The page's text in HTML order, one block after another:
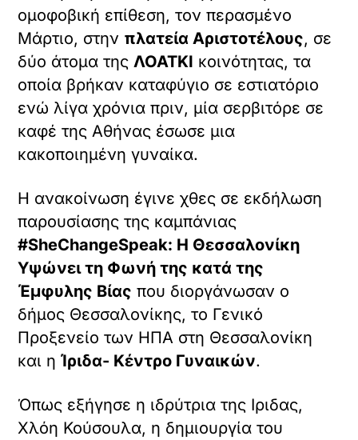
ομοφοβική επίθεση, τον περασμένο
Μάρτιο, στην πλατεία Αριστοτέλους, σε
δύο άτομα της ΛΟΑΤΚΙ κοινότητας, τα
οποία βρήκαν καταφύγιο σε εστιατόριο
ενώ λίγα χρόνια πριν, μία σερβιτόρε σε
καφέ της Αθήνας έσωσε μια
κακοποιημένη γυναίκα.
Η ανακοίνωση έγινε χθες σε εκδήλωση
παρουσίασης της καμπάνιας
#SheChangeSpeak: Η Θεσσαλονίκη
Υψώνει τη Φωνή της κατά της
Έμφυλης Βίας που διοργάνωσαν ο
δήμος Θεσσαλονίκης, το Γενικό
Προξενείο των ΗΠΑ στη Θεσσαλονίκη
και ηΊριδα- Κέντρο Γυναικών.
Όπως εξήγησε η ιδρύτρια της Ιριδας,
Χλόη Κούσουλα, η δημιουργία του